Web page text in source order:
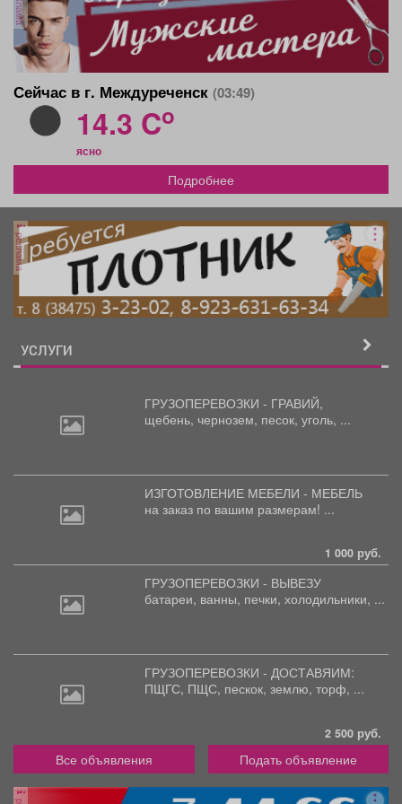
Сейчас в г. Междуреченск (03:49)
14.3 Co
ясно
Подробнее
реклама
УСЛУГИ
ГРУЗОПЕРЕВОЗКИ - ГРАВИЙ,
щебень, чернозем, песок, уголь, ...
ИЗГОТОВЛЕНИЕ МЕБЕЛИ - МЕБЕЛЬ
на заказ по вашим размерам! ...
1 000 руб.
ГРУЗОПЕРЕВОЗКИ - ВЫВЕЗУ
батареи, ванны, печки, холодильники, ...
ГРУЗОПЕРЕВОЗКИ - ДОСТАВЯИМ:
ПЩГС, ПЩС, пескок, землю, торф, ...
2 500 руб.
Все объявления Подать объявление